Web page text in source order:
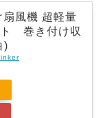
扇風機 超軽量
ト 巻き付け収
)